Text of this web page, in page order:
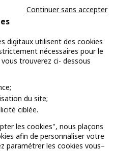
digitaux utilisent des cookies
nécessaires pour le
trouverez ci- dessous
du site;
ciblée.
les cookies", nous plaçons
afin de personnaliser votre
paramétrer les cookies vous–
Continuer sans accepter